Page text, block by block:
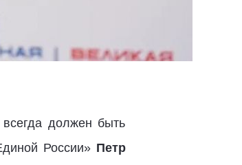
должен быть
России» Петр